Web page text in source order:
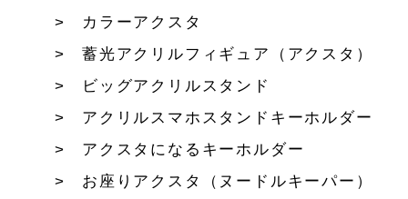
カラーアクスタ
蓄光アクリルフィギュア（アクスタ）
ビッグアクリルスタンド
アクリルスマホスタンドキーホルダー
アクスタになるキーホルダー
お座りアクスタ（ヌードルキーパー）